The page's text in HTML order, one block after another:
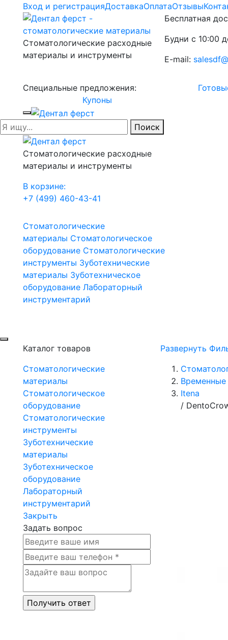
Вход и регистрацияДоставкаОплатаОтзывы
Стоматологические расходные
материалы и инструменты
Бесплатная
Будни с 10:00
E-mail:
Специальные предложения:
Купоны
Поиск
Стоматологические расходные
материалы и инструменты
В корзине:
+7 (499) 460-43-41
Стоматологические
материалы Стоматологическое
оборудование Стоматологические
инструменты Зуботехнические
материалы Зуботехническое
оборудование Лабораторный
инструментарий
Каталог товаров
Стоматологические
материалы
Стоматологическое
оборудование
Стоматологические
инструменты
Зуботехнические
материалы
Зуботехническое
оборудование
Лабораторный
инструментарий
Закрыть
Задать вопрос
Развернуть
Временные
Itena
/